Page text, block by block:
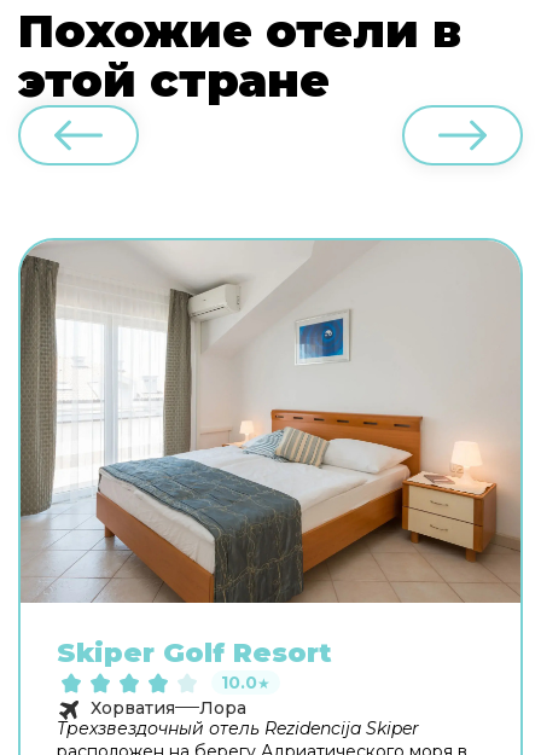
Похожие отели в
этой стране
Skiper Golf Resort
10.0★
Хорватия
Лора
Трехзвездочный отель Rezidencija Skiper